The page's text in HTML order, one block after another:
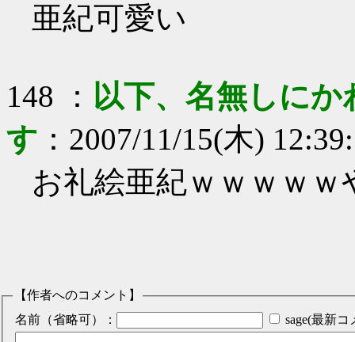
亜紀可愛い
148 ： 以下、名無しに
す ： 2007/11/15(木)
お礼絵亜紀ｗｗｗｗ
【作者へのコメント】
名前（省略可）：
sage(最新